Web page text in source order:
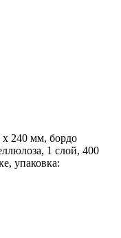
240 мм, бордо
1 слой, 400
упаковка: